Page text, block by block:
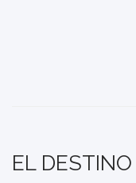
EL DESTINO